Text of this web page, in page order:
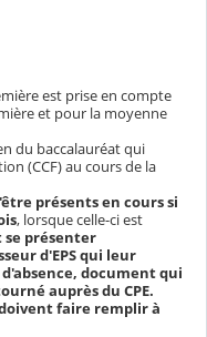
est prise en compte
et pour la moyenne
du baccalauréat qui
(CCF) au cours de la
présents en cours si
, lorsque celle-ci est
se présenter
d'EPS qui leur
document qui
auprès du CPE.
faire remplir à